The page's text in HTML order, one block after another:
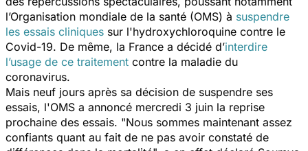
l’Organisation mondiale de la santé (OMS) à suspendre
les essais cliniques sur l'hydroxychloroquine contre le
Covid-19. De même, la France a décidé d’interdire
l’usage de ce traitement contre la maladie du
coronavirus.
Mais neuf jours après sa décision de suspendre ses
essais, l'OMS a annoncé mercredi 3 juin la reprise
prochaine des essais. "Nous sommes maintenant assez
confiants quant au fait de ne pas avoir constaté de